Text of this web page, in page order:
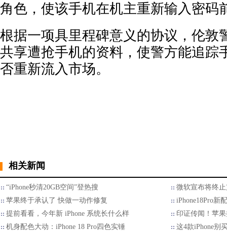
角色，使该手机在机主重新输入密码
根据一项具里程碑意义的协议，伦敦
共享遭抢手机的资料，使警方能追踪
否重新流入市场。
相关新闻
“iPhone秒清20GB空间”登热搜
微软宣布将终止
苹果终于承认了 快做一动作修复
iPhone18Pro新
提前看看，今年新 iPhone 系统长什么样
印证传闻！苹
机身配色大动：iPhone 18 Pro四色实锤
这4款iPhone别